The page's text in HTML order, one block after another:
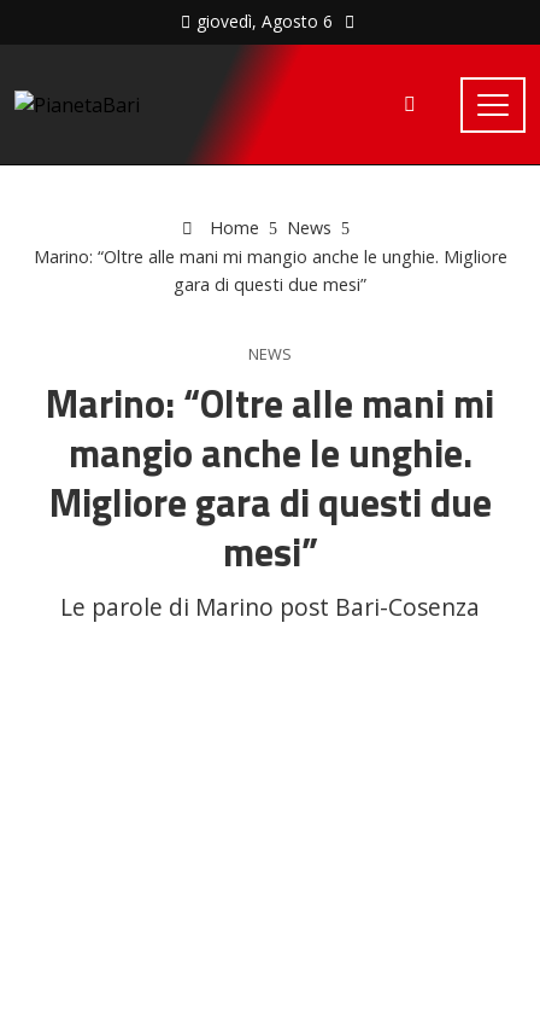
giovedì, Agosto 6
Home
News
Marino: “Oltre alle mani mi mangio anche le unghie. Migliore
gara di questi due mesi”
NEWS
Marino: “Oltre alle mani mi
mangio anche le unghie.
Migliore gara di questi due
mesi”
Le parole di Marino post Bari-Cosenza